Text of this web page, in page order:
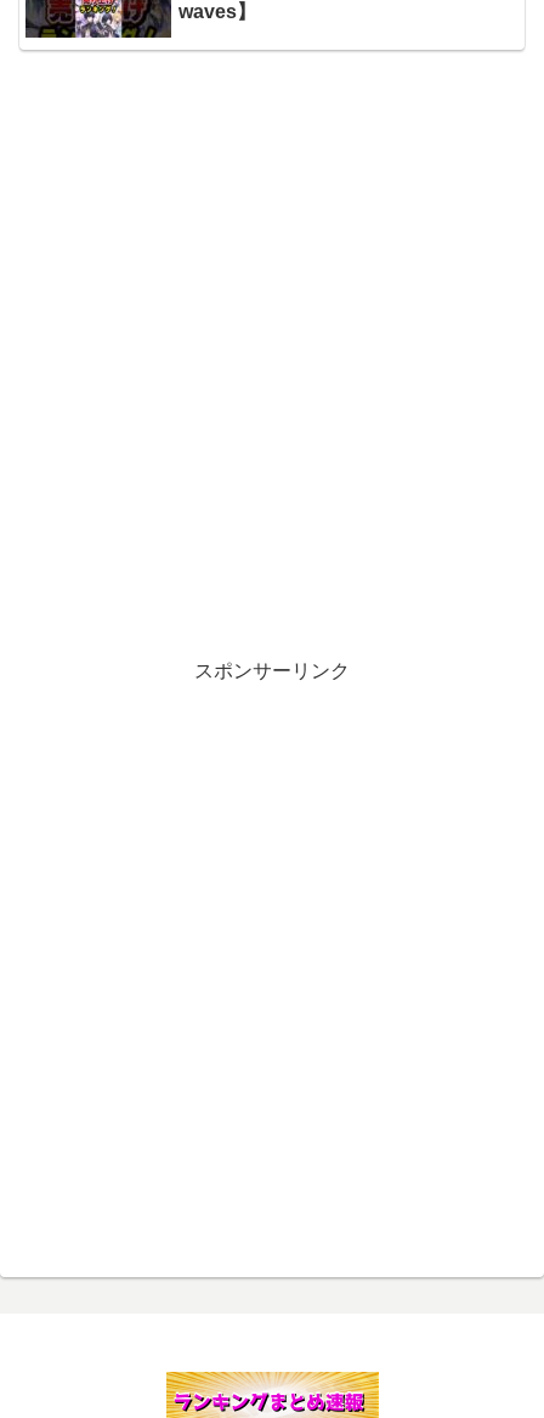
waves】
スポンサーリンク